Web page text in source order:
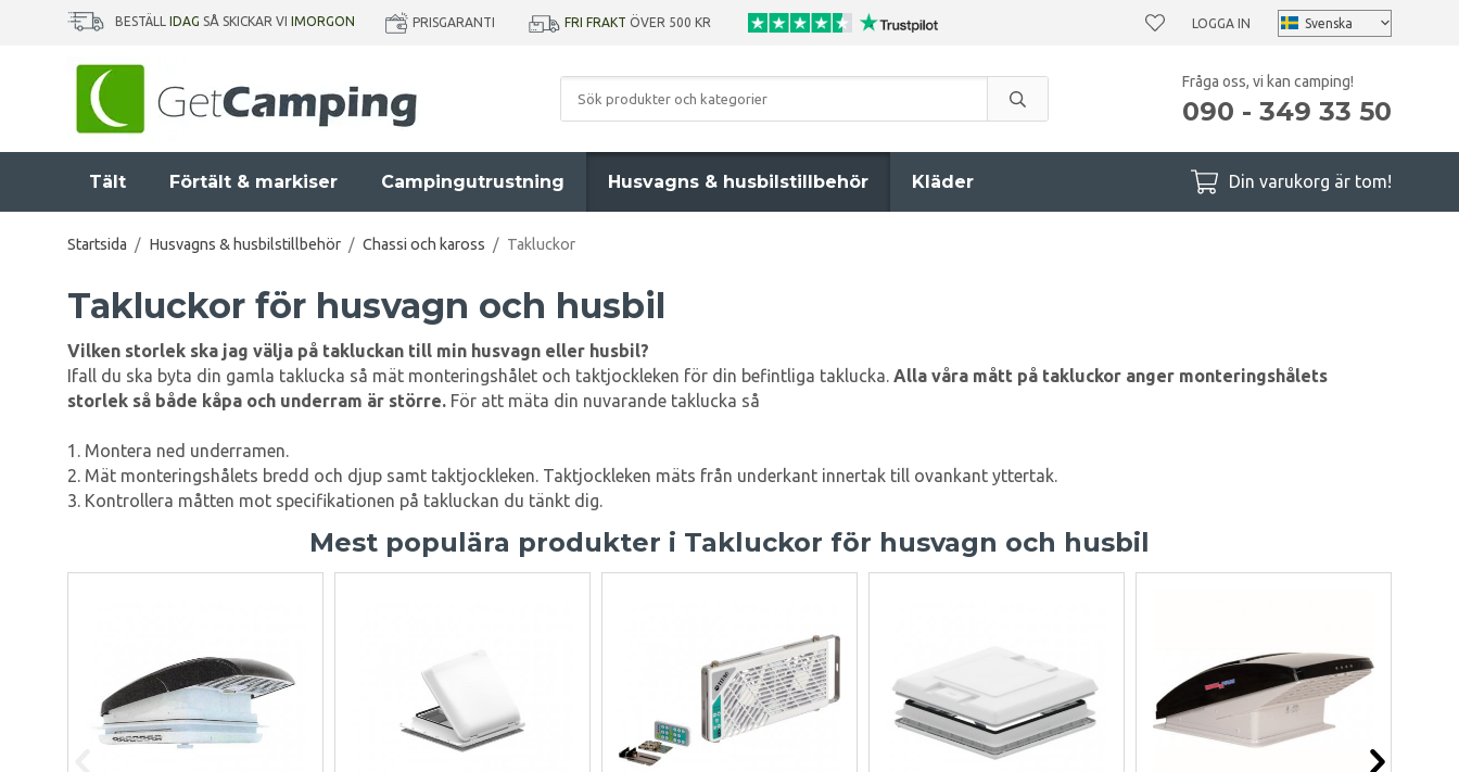
BESTÄLL IDAG SÅ SKICKAR VI IMORGON PRISGARANTI FRI FRAKT ÖVER 500 KR LOGGA IN
Fråga oss, vi kan camping!
090 - 349 33 50
Tält Förtält & markiser Campingutrustning Husvagns & husbilstillbehör Kläder Din varukorg är tom!
Startsida / Husvagns & husbilstillbehör / Chassi och kaross / Takluckor
Takluckor för husvagn och husbil
Vilken storlek ska jag välja på takluckan till min husvagn eller husbil?
Ifall du ska byta din gamla taklucka så mät monteringshålet och taktjockleken för din befintliga taklucka. Alla våra mått på takluckor anger monteringshålets
storlek så både kåpa och underram är större. För att mäta din nuvarande taklucka så
1. Montera ned underramen.
2. Mät monteringshålets bredd och djup samt taktjockleken. Taktjockleken mäts från underkant innertak till ovankant yttertak.
3. Kontrollera måtten mot specifikationen på takluckan du tänkt dig.
Mest populära produkter i Takluckor för husvagn och husbil